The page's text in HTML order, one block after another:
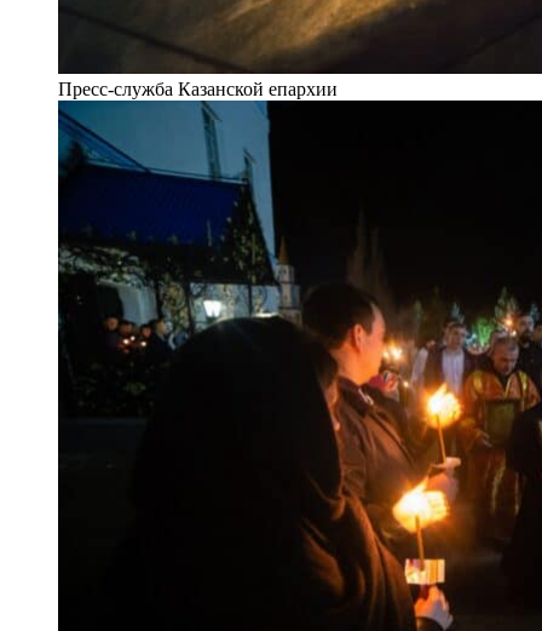
Пресс-служба Казанской епархии